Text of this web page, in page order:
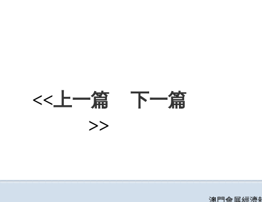
<<上一篇
下一篇
>>